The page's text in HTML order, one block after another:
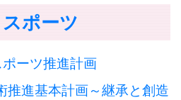
ポーツ
ーツ推進計画
推進基本計画～継承と創造